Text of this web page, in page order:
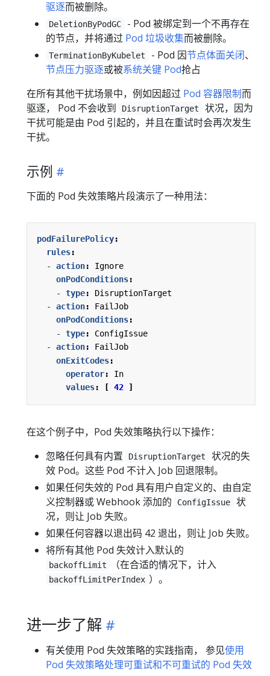
驱逐而被删除。
DeletionByPodGC
- Pod 被绑定到一个不再存在
的节点，并将通过 Pod 垃圾收集而被删除。
TerminationByKubelet - Pod 因节点体面关闭、
节点压力驱逐或被系统关键 Pod抢占
在所有其他干扰场景中，例如因超过 Pod 容器限制而
驱逐， Pod 不会收到
DisruptionTarget
状况，因为
干扰可能是由 Pod 引起的，并且在重试时会再次发生
干扰。
示例
下面的 Pod 失效策略片段演示了一种用法：
podFailurePolicy:
rules:
- action:
Ignore
onPodConditions:
- type:
DisruptionTarget
- action:
FailJob
onPodConditions:
- type:
ConfigIssue
- action:
FailJob
onExitCodes:
operator:
In
values: [ 42 ]
在这个例子中，Pod 失效策略执行以下操作：
忽略任何具有内置
DisruptionTarget
状况的失
效 Pod。这些 Pod 不计入 Job 回退限制。
如果任何失效的 Pod 具有用户自定义的、由自定
义控制器或 Webhook 添加的
ConfigIssue
状
况，则让 Job 失败。
如果任何容器以退出码 42 退出，则让 Job 失败。
将所有其他 Pod 失效计入默认的
backoffLimit （在合适的情况下，计入
backoffLimitPerIndex ）。
进一步了解
有关使用 Pod 失效策略的实践指南， 参见使用
Pod 失效策略处理可重试和不可重试的 Pod 失效